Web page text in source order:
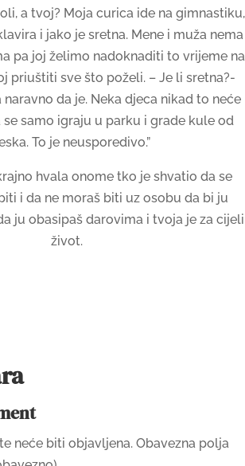
a tvoj? Moja curica ide na gimnastiku,
i jako je sretna. Mene i muža nema
pa joj želimo nadoknaditi to vrijeme na
priuštiti sve što poželi. – Je li sretna?-
naravno da je. Neka djeca nikad to neće
se samo igraju u parku i grade kule od
To je neusporedivo.”
hvala onome tko je shvatio da se
i da ne moraš biti uz osobu da bi ju
ju obasipaš darovima i tvoja je za cijeli
život.
neće biti objavljena. Obavezna polja